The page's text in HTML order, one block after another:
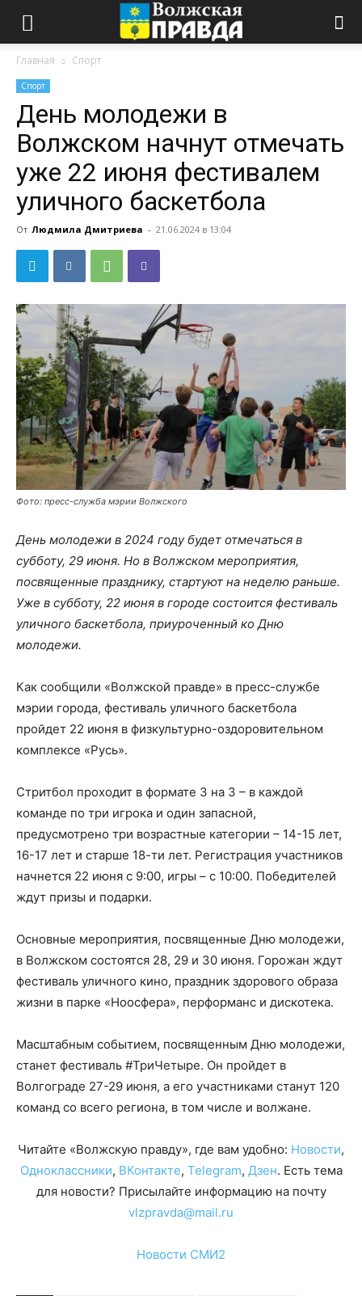
Главная Спорт
Спорт
День молодежи в
Волжском начнут отмечать
уже 22 июня фестивалем
уличного баскетбола
От Людмила Дмитриева - 21.06.2024 в 13:04
Фото: пресс-служба мэрии Волжского
День молодежи в 2024 году будет отмечаться в
субботу, 29 июня. Но в Волжском мероприятия,
посвященные празднику, стартуют на неделю раньше.
Уже в субботу, 22 июня в городе состоится фестиваль
уличного баскетбола, приуроченный ко Дню
молодежи.
Как сообщили «Волжской правде» в пресс-службе
мэрии города, фестиваль уличного баскетбола
пройдет 22 июня в физкультурно-оздоровительном
комплексе «Русь».
Стритбол проходит в формате 3 на 3 – в каждой
команде по три игрока и один запасной,
предусмотрено три возрастные категории – 14-15 лет,
16-17 лет и старше 18-ти лет. Регистрация участников
начнется 22 июня с 9:00, игры – с 10:00. Победителей
ждут призы и подарки.
Основные мероприятия, посвященные Дню молодежи,
в Волжском состоятся 28, 29 и 30 июня. Горожан ждут
фестиваль уличного кино, праздник здорового образа
жизни в парке «Ноосфера», перформанс и дискотека.
Масштабным событием, посвященным Дню молодежи,
станет фестиваль #ТриЧетыре. Он пройдет в
Волгограде 27-29 июня, а его участниками станут 120
команд со всего региона, в том числе и волжане.
Читайте «Волжскую правду», где вам удобно: Новости,
Одноклассники, ВКонтакте, Telegram, Дзен. Есть тема
для новости? Присылайте информацию на почту
vlzpravda@mail.ru
Новости СМИ2